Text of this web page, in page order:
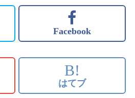
Facebook
B!
はてブ